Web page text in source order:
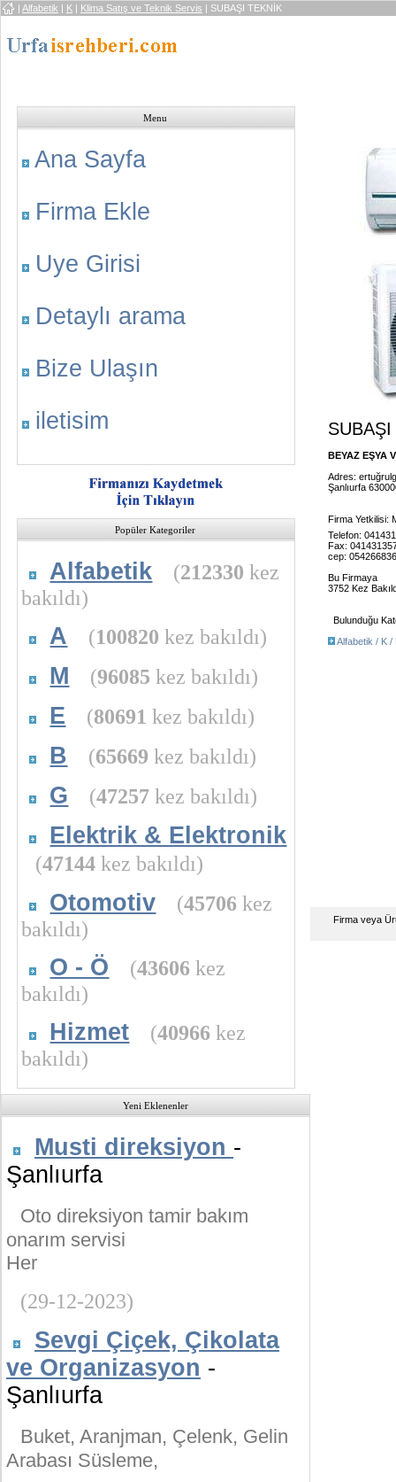
| Alfabetik | K | Klima Satış ve Teknik Servis | SUBAŞI TEKNİK
Menu
Ana Sayfa
Firma Ekle
Uye Girisi
Detaylı arama
Bize Ulaşın
iletisim
Popüler Kategoriler
Alfabetik (212330 kez
bakıldı)
A (100820 kez bakıldı)
M (96085 kez bakıldı)
E (80691 kez bakıldı)
B (65669 kez bakıldı)
G (47257 kez bakıldı)
Elektrik & Elektronik
(47144 kez bakıldı)
Otomotiv (45706 kez
bakıldı)
O - Ö (43606 kez
bakıldı)
Hizmet (40966 kez
bakıldı)
Yeni Eklenenler
Musti direksiyon -
Şanlıurfa
Oto direksiyon tamir bakım
onarım servisi
Her
(29-12-2023)
Sevgi Çiçek, Çikolata
ve Organizasyon -
Şanlıurfa
Buket, Aranjman, Çelenk, Gelin
Arabası Süsleme,
BEYAZ EŞYA
Adres:
Şanlıurfa
Firma Yetkilisi:
Telefon:
Fax:
cep:
Bu Firmaya
3752 Kez
Bulunduğu
Alfabetik / K /
Firma veya